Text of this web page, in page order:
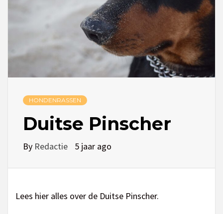
HONDENRASSEN
Duitse Pinscher
By Redactie 5 jaar ago
Lees hier alles over de Duitse Pinscher.